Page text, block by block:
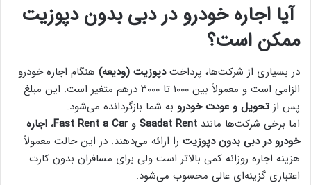
آیا اجاره خودرو در دبی بدون دپوزیت
ممکن است؟
در بسیاری از شرکت‌ها، پرداختدپوزیت (ودیعه) هنگام اجاره خودرو
الزامی است و معمولاً بین ۱۰۰۰ تا ۳۰۰۰ درهم متغیر است. این مبلغ
پس از تحویل و عودت خودرو به شما بازگردانده می‌شود.
اما برخی شرکت‌ها مانند Saadat Rent وFast Rent a Car، اجاره
خودرو در دبی بدون دپوزیت را ارائه می‌دهند. در این حالت معمولاً
هزینه اجاره روزانه کمی بالاتر است ولی برای مسافران بدون کارت
اعتباری گزینه‌ای عالی محسوب می‌شود.